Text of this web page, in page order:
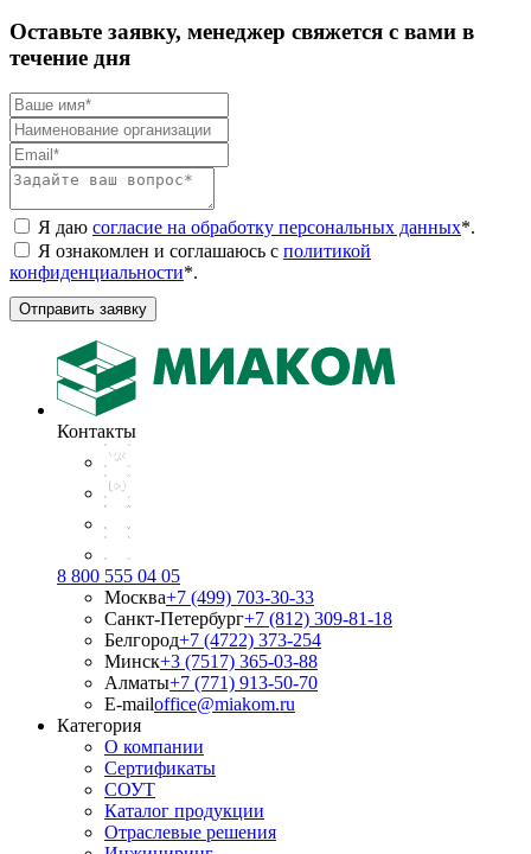
Оставьте заявку, менеджер свяжется с вами в
течение дня
Я даю согласие на обработку персональных данных*.
Я ознакомлен и соглашаюсь с политикой
конфиденциальности*.
Отправить заявку
Контакты
8 800 555 04 05
Москва+7 (499) 703-30-33
Санкт-Петербург+7 (812) 309-81-18
Белгород+7 (4722) 373-254
Минск+3 (7517) 365-03-88
Алматы+7 (771) 913-50-70
E-mailoffice@miakom.ru
Категория
О компании
Сертификаты
СОУТ
Каталог продукции
Отраслевые решения